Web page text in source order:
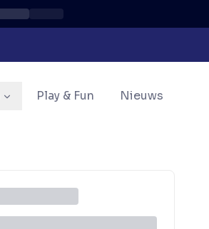
Play & Fun Nieuws